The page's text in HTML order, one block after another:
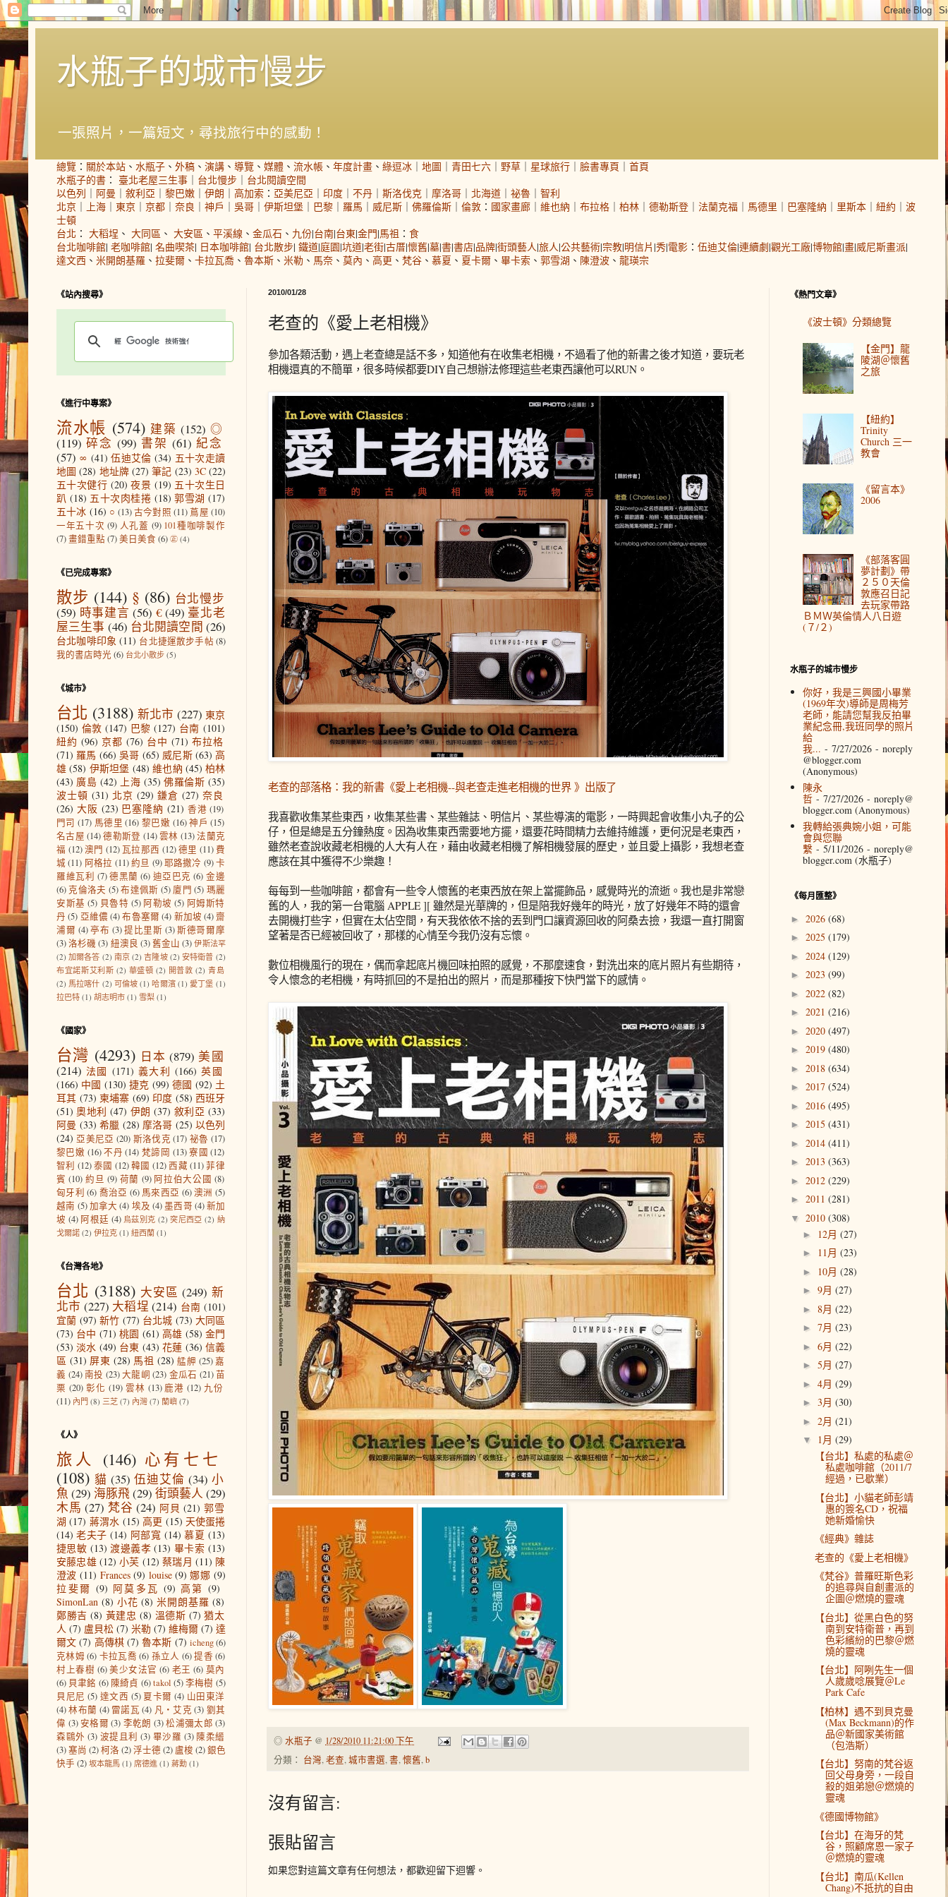
水瓶子的城市慢步
一張照片，一篇短文，尋找旅行中的感動！
總覽 ： 關於本站 、 水瓶子 、 外稿 、 演講 、 導覽 、 媒體 、 流水帳 、 年度計畫 、 綠逗冰 ｜ 地圖 ｜ 青田七六 ｜ 野草 ｜ 星球旅行 ｜ 臉書專頁 ｜ 首頁
水瓶子的書 ： 臺北老屋三生事 ｜ 台北慢步 ｜ 台北閱讀空間
以色列 ｜ 阿曼 ｜ 敘利亞 ｜ 黎巴嫩 ｜ 伊朗 ｜ 高加索 ： 亞美尼亞 ｜ 印度 ｜ 不丹 ｜ 斯洛伐克 ｜ 摩洛哥 ｜ 北海道 ｜ 祕魯 ｜ 智利
北京 ｜ 上海 ｜ 東京 ｜ 京都 ｜ 奈良 ｜ 神戶 ｜ 吳哥 ｜ 伊斯坦堡 ｜ 巴黎 ｜ 羅馬 ｜ 威尼斯 ｜ 佛羅倫斯 ｜ 倫敦 ： 國家畫廊 ｜ 維也納 ｜ 布拉格 ｜ 柏林 ｜ 德勒斯登 ｜ 法蘭克福 ｜ 馬德里 ｜ 巴塞隆納 ｜ 里斯本 ｜ 紐約 ｜ 波
士頓
台北 ： 大稻埕 、 大同區 、 大安區 、 平溪線 、 金瓜石 、 九份|台南|台東|金門|馬祖 ： 食
台北咖啡館| 老咖啡館| 名曲喫茶| 日本咖啡館| 台北散步| 鐵道|庭園|坑道|老街|古厝|懷舊|墓|書|書店|品牌|街頭藝人|旅人|公共藝術|宗教|明信片 |秀|電影 ： 伍迪艾倫|連續劇|觀光工廠|博物館|畫|威尼斯畫派|
達文西 、 米開朗基羅 、 拉斐爾 、 卡拉瓦喬 、 魯本斯 、 米勒 、 馬奈 、 莫內 、 高更 、 梵谷 、 慕夏 、 夏卡爾 、 畢卡索 、 郭雪湖 、 陳澄波 、 龍瑛宗
2010/01/28
老查的《愛上老相機》
參加各類活動，遇上老查總是話不多，知道他有在收集老相機，不過看了他的新書之後才知道，要玩老
相機還真的不簡單，很多時候都要DIY自己想辦法修理這些老東西讓他可以RUN。
老查的部落格：我的新書《愛上老相機--與老查走進老相機的世界 》出版了
我喜歡收集某些東西，收集某些書、某些雜誌、明信片、某些導演的電影，一時興起會收集小丸子的公
仔，但是總是五分鐘熱度。因為收集東西需要地方擺，還要花時間精力去維持維護，更何況是老東西，
雖然老查說收藏老相機的人大有人在，藉由收藏老相機了解相機發展的歷史，並且愛上攝影，我想老查
應該在其中獲得不少樂趣！
每每到一些咖啡館，都會有一些令人懷舊的老東西放在架上當擺飾品，感覺時光的流逝。我也是非常戀
舊的人，我的第一台電腦 APPLE ][ 雖然是光華牌的，但是陪我好幾年的時光，放了好幾年不時的還會
去開機打些字，但實在太佔空間，有天我依依不捨的丟到門口讓資源回收的阿桑去撿，我還一直打開窗
望著是否已經被回收了，那樣的心情至今我仍沒有忘懷。
數位相機風行的現在，偶而拿起底片機回味拍照的感覺，不那麼速食，對洗出來的底片照片有些期待，
令人懷念的老相機，有時抓回的不是拍出的照片，而是那種按下快門當下的感情。
◎ 水瓶子 @ 1/28/2010 11:21:00 下午
分類： 台灣,老查,城市書選,書,懷舊,b
沒有留言:
張貼留言
如果您對這篇文章有任何想法，都歡迎留下迴響。
《站內搜尋》
《進行中專案》
流水帳 (574) 建築 (152) ◎
(119) 碎念 (99) 書架 (61) 紀念
(57) ∞ (41) 伍迪艾倫 (34) 五十次走讀
地圖 (28) 地址牌 (27) 筆記 (23) 3C (22)
五十次健行 (20) 夜景 (19) 五十次生日
趴 (18) 五十次肉桂捲 (18) 郭雪湖 (17)
五十冰 (16) ○ (13)古今對照 (11) 蔦屋 (10)
一年五十次 (9) 人孔蓋 (9) 101種咖啡製作
(7)畫錯重點 (7)美日美食 (6) ㊣ (4)
《已完成專案》
散步 (144) § (86) 台北慢步
(59) 時事建言 (56) € (49) 臺北老
屋三生事 (46) 台北閱讀空間 (26)
台北咖啡印象 (11) 台北捷運散步手帖 (8)
我的書店時光 (6) 台北小散步 (5)
《城市》
台北 (3188) 新北市 (227) 東京
(150) 倫敦 (147) 巴黎 (127) 台南 (101)
紐約 (96) 京都 (76) 台中 (71) 布拉格
(71) 羅馬 (66) 吳哥 (65) 威尼斯 (63) 高
雄 (58) 伊斯坦堡 (48) 維也納 (45) 柏林
(43) 廣島 (42) 上海 (35) 佛羅倫斯 (35)
波士頓 (31) 北京 (29) 鎌倉 (27) 奈良
(26) 大阪 (23) 巴塞隆納 (21) 香港 (19)
門司 (17) 馬德里 (16) 黎巴嫩 (16) 神戶 (15)
名古屋 (14) 德勒斯登 (14)雲林 (13)法蘭克
福 (12) 澳門 (12)瓦拉那西 (12) 德里 (11) 費
城 (11) 阿格拉 (11)約旦 (9) 耶路撒冷 (9)卡
羅維瓦利 (7) 德黑蘭 (6) 迪亞巴克 (6) 金邊
(6) 克倫洛夫 (5)布達佩斯 (5) 廈門 (5) 瑪麗
安斯基 (5) 貝魯特 (5) 阿勒坡 (5) 阿姆斯特
丹 (5) 亞維儂 (4) 布魯塞爾 (4) 新加坡 (4) 齋
浦爾 (4) 亭布 (3) 提比里斯 (3) 斯德哥爾摩
(3)洛杉磯 (3) 紐澳良 (3)舊金山 (3) 伊斯法罕
(2) 加爾各答 (2) 南京 (2) 吉隆坡 (2) 安特衛普 (2)
布宜諾斯艾利斯 (2) 華盛頓 (2) 開普敦 (2) 青島
(2) 馬拉喀什 (2) 可倫坡 (1) 哈爾濱 (1) 愛丁堡 (1)
拉巴特 (1) 胡志明市 (1) 雪梨 (1)
《國家》
台灣 (4293) 日本 (879) 美國
(214) 法國 (171) 義大利 (166) 英國
(166) 中國 (130) 捷克 (99) 德國 (92) 土
耳其 (73) 柬埔寨 (69) 印度 (58) 西班牙
(51) 奧地利 (47) 伊朗 (37) 敘利亞 (33)
阿曼 (33) 希臘 (28) 摩洛哥 (25) 以色列
(24) 亞美尼亞 (20) 斯洛伐克 (17) 祕魯 (17)
黎巴嫩 (16) 不丹 (14) 梵諦岡 (13) 寮國 (12)
智利 (12)泰國 (12)韓國 (12)西藏 (11) 菲律
賓 (10) 約旦 (9) 荷蘭 (9) 阿拉伯大公國 (8)
匈牙利 (6) 喬治亞 (6) 馬來西亞 (6)澳洲 (5)
越南 (5) 加拿大 (4) 埃及 (4)墨西哥 (4)新加
坡 (4) 阿根廷 (4) 烏茲別克 (2) 突尼西亞 (2) 納
戈爾諾 (2) 伊拉克 (1) 紐西蘭 (1)
《台灣各地》
台北 (3188) 大安區 (249) 新
北市 (227) 大稻埕 (214) 台南 (101)
宜蘭 (97) 新竹 (77) 台北城 (73) 大同區
(73) 台中 (71) 桃園 (61) 高雄 (58) 金門
(53) 淡水 (49) 台東 (43) 花蓮 (36) 信義
區 (31) 屏東 (28) 馬祖 (28) 艋舺 (25) 嘉
義 (24) 南投 (23)大龍峒 (23) 金瓜石 (21)苗
栗 (20) 彰化 (19) 雲林 (13) 鹿港 (12) 九份
(11) 內門 (8) 三芝 (7) 內灣 (7) 蘭嶼 (7)
《人》
旅人 (146) 心有七七
(108) 貓 (35) 伍迪艾倫 (34) 小
魚 (29) 海豚飛(29) 街頭藝人 (29)
木馬 (27) 梵谷 (24) 阿貝 (21) 郭雪
湖 (17) 蔣渭水 (15) 高更 (15) 天使蛋捲
(14) 老夫子 (14) 阿部寬 (14) 慕夏 (13)
捷思敏 (13) 渡邊義孝 (13) 畢卡索 (13)
安藤忠雄 (12) 小芙 (12) 蔡瑞月 (11) 陳
澄波 (11) Frances (9) louise (9) 娜娜 (9)
拉斐爾 (9) 阿莫多瓦 (9) 高第 (9)
SimonLan (8) 小花 (8) 米開朗基羅 (8)
鄭勝吉 (8) 黃建忠 (8) 溫德斯 (7) 猶太
人 (7) 盧貝松 (7) 米勒 (7) 維梅爾 (7) 達
爾文 (7) 高傳棋 (7) 魯本斯 (7) icheng(6)
克林姆 (6) 卡拉瓦喬 (6) 孫立人 (6)提香 (6)
村上春樹 (6) 美少女法官 (6) 老王 (6) 莫內
(6) 貝聿銘 (6) 陳綺貞 (6) takol (5)李梅樹 (5)
貝尼尼 (5) 達文西 (5) 夏卡爾 (4) 山田東洋
(4)林布蘭 (4) 雷諾瓦 (4) 凡‧艾克 (3) 劉其
偉 (3)安格爾 (3) 李乾朗 (3)松浦彌太郎 (3)
森鷗外 (3) 波提且利 (3) 畢沙羅 (3) 陳柔縉
(3)塞尚 (2)柯洛 (2)浮士德 (2) 盧梭 (2)銀色
快手 (2) 坂本龍馬 (1) 席德進 (1) 蔣勳 (1)
《熱門文章》
《波士頓》分類總覽
【金門】龍
陵湖＠懷舊
之旅
【紐約】
Trinity
Church 三一
教會
《留言本》
2006
《部落客圓
夢計劃》帶
２５０天倫
敦應召日記
去玩家帶路
ＢＭＷ英倫情人八日遊
(７/２)
水瓶子的城市慢步
你好，我是三興國小畢業
(1969年次)導師是周梅芳
老師，能請您幫我反拍畢
業紀念冊,我班同學的照片
給
我... - 7/27/2026- noreply
@blogger.com
(Anonymous)
陳永
哲- 7/27/2026- noreply@
blogger.com (Anonymous)
我轉給張典婉小姐，可能
會與您聯
繫- 5/11/2026- noreply@
blogger.com (水瓶子)
《每月匯整》
► 2026 (68)
► 2025 (179)
► 2024 (129)
► 2023 (99)
► 2022 (82)
► 2021 (216)
► 2020 (497)
► 2019 (480)
► 2018 (634)
► 2017 (524)
► 2016 (495)
► 2015 (431)
► 2014 (411)
► 2013 (363)
► 2012 (229)
► 2011 (281)
▼ 2010 (308)
► 12月 (27)
► 11月 (23)
► 10月 (28)
► 9月 (27)
► 8月 (22)
► 7月 (23)
► 6月 (22)
► 5月 (27)
► 4月 (29)
► 3月 (30)
► 2月 (21)
▼ 1月 (29)
【台北】私處的私處＠
私處咖啡館（2011/7
經過，已歇業）
【台北】小貓老師彭靖
惠的簽名CD，祝福
她新婚愉快
《經典》雜誌
老查的《愛上老相機》
《梵谷》普羅旺斯色彩
的追尋與自創畫派的
企圖＠燃燒的靈魂
【台北】從黑白色的努
南到安特衛普，再到
色彩繽紛的巴黎＠燃
燒的靈魂
【台北】阿咧先生一個
人歲歲唸展覽＠Le
Park Cafe
【柏林】遇不到貝克曼
(Max Beckmann)的作
品＠新國家美術館
（包浩斯）
【台北】努南的梵谷返
回父母身旁，一段自
殺的姐弟戀＠燃燒的
靈魂
《德國博物館》
【台北】在海牙的梵
谷，照顧席恩一家子
＠燃燒的靈魂
【台北】南瓜(Kellen
Chang)不抵抗的自由